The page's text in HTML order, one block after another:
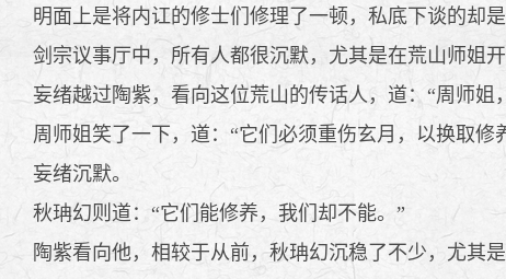
明面上是将内讧的修士们修理了一顿，私底下谈的却是
剑宗议事厅中，所有人都很沉默，尤其是在荒山师姐开
妄绪越过陶紫，看向这位荒山的传话人，道：“周师姐
周师姐笑了一下，道：“它们必须重伤玄月，以换取修
妄绪沉默。
秋珃幻则道：“它们能修养，我们却不能。”
陶紫看向他，相较于从前，秋珃幻沉稳了不少，尤其是